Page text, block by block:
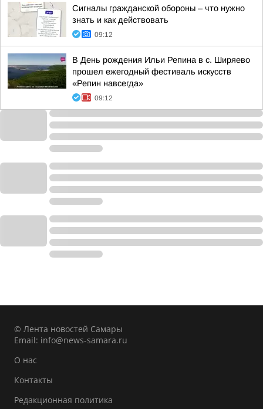
Сигналы гражданской обороны – что нужно
знать и как действовать
09:12
В День рождения Ильи Репина в с. Ширяево
прошел ежегодный фестиваль искусств
«Репин навсегда»
09:12
© Лента новостей Самары
Email: info@news-samara.ru
О нас
Контакты
Редакционная политика